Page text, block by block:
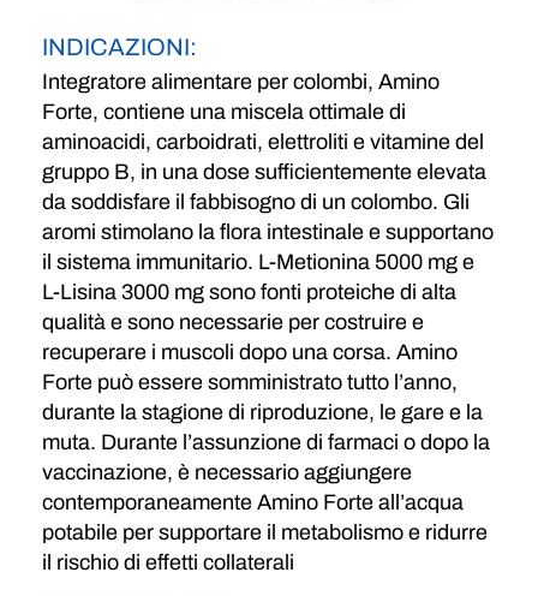
INDICAZIONI:
Integratore alimentare per colombi, Amino
Forte, contiene una miscela ottimale di
aminoacidi, carboidrati, elettroliti e vitamine del
gruppo B, in una dose sufficientemente elevata
da soddisfare il fabbisogno di un colombo. Gli
aromi stimolano la flora intestinale e supportano
il sistema immunitario. L-Metionina 5000 mg e
L-Lisina 3000 mg sono fonti proteiche di alta
qualità e sono necessarie per costruire e
recuperare i muscoli dopo una corsa. Amino
Forte può essere somministrato tutto l’anno,
durante la stagione di riproduzione, le gare e la
muta. Durante l’assunzione di farmaci o dopo la
vaccinazione, è necessario aggiungere
contemporaneamente Amino Forte all’acqua
potabile per supportare il metabolismo e ridurre
il rischio di effetti collaterali